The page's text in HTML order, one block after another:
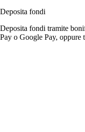
Deposita fondi
Deposita fondi tramite
Pay o Google Pay,